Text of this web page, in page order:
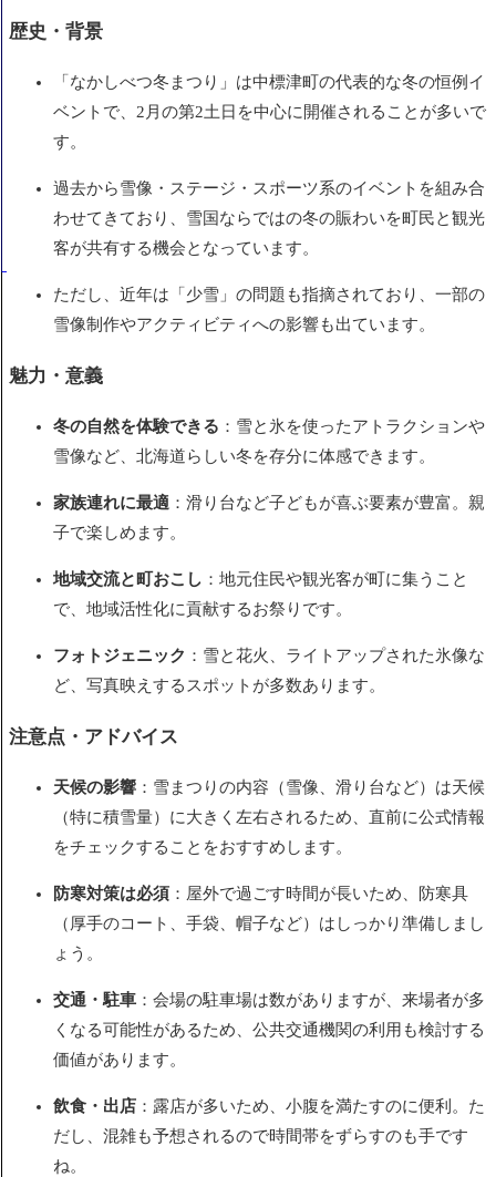
歴史・背景
「なかしべつ冬まつり」は中標津町の代表的な冬の恒例イ
ベントで、2月の第2土日を中心に開催されることが多いで
す。
過去から雪像・ステージ・スポーツ系のイベントを組み合
わせてきており、雪国ならではの冬の賑わいを町民と観光
客が共有する機会となっています。
ただし、近年は「少雪」の問題も指摘されており、一部の
雪像制作やアクティビティへの影響も出ています。
魅力・意義
冬の自然を体験できる ：雪と氷を使ったアトラクションや
雪像など、北海道らしい冬を存分に体感できます。
家族連れに最適 ：滑り台など子どもが喜ぶ要素が豊富。親
子で楽しめます。
地域交流と町おこし ：地元住民や観光客が町に集うこと
で、地域活性化に貢献するお祭りです。
フォトジェニック ：雪と花火、ライトアップされた氷像な
ど、写真映えするスポットが多数あります。
注意点・アドバイス
天候の影響 ：雪まつりの内容（雪像、滑り台など）は天候
（特に積雪量）に大きく左右されるため、直前に公式情報
をチェックすることをおすすめします。
防寒対策は必須 ：屋外で過ごす時間が長いため、防寒具
（厚手のコート、手袋、帽子など）はしっかり準備しまし
ょう。
交通・駐車 ：会場の駐車場は数がありますが、来場者が多
くなる可能性があるため、公共交通機関の利用も検討する
価値があります。
飲食・出店 ：露店が多いため、小腹を満たすのに便利。た
だし、混雑も予想されるので時間帯をずらすのも手です
ね。